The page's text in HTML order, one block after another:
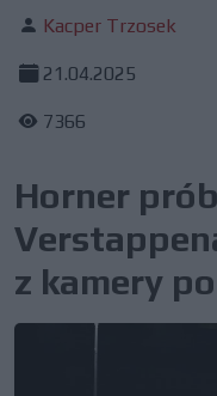
Kacper Trzosek
21.04.2025
7366
Horner
z kamery